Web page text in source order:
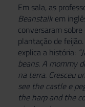
Em sala, as
Beanstalkem
conversaram
plantação de feijão.
explica a história:
beans. A mommy
na terra. Cresceu
see the castle e
the harp and the